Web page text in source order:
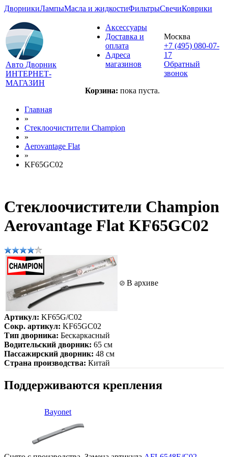
ДворникиЛампыМасла и жидкостиФильтрыСвечиКоврики
Авто Дворник
ИНТЕРНЕТ-
МАГАЗИН
Аксессуары
Доставка и
оплата
Адреса
магазинов
Корзина: пока пуста.
Москва
+7 (495) 080-07-
17
Обратный
звонок
Главная
»
Стеклоочистители Champion
»
Aerovantage Flat
»
KF65GC02
Стеклоочистители Champion
Aerovantage Flat KF65GC02
В архиве
Артикул: KF65G/C02
Сокр. артикул: KF65GC02
Тип дворника: Бескаркасный
Водительский дворник: 65 см
Пассажирский дворник: 48 см
Страна производства: Китай
Поддерживаются крепления
Bayonet